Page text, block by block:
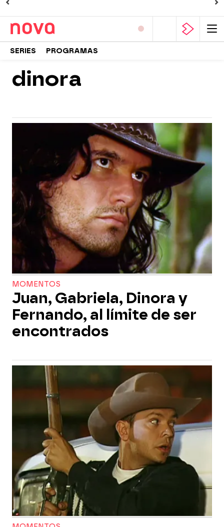
SERIES PROGRAMAS
dinora
MOMENTOS
Juan, Gabriela, Dinora y
Fernando, al límite de ser
encontrados